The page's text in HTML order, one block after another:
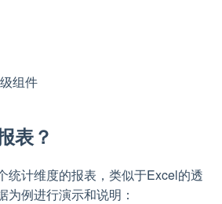
组件
表？
统计维度的报表，类似于Excel的透
例进行演示和说明：